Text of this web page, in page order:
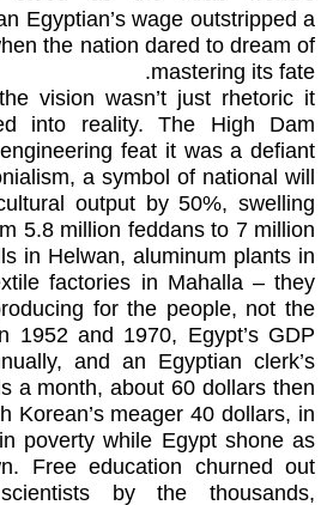
Egyptian’s wage outstripped a
the nation dared to dream of
mastering its fate.
vision wasn’t just rhetoric it
into reality. The High Dam
feat it was a defiant
a symbol of national will
output by 50%, swelling
5.8 million feddans to 7 million
in Helwan, aluminum plants in
factories in Mahalla – they
for the people, not the
1952 and 1970, Egypt’s GDP
and an Egyptian clerk’s
a month, about 60 dollars then
Korean’s meager 40 dollars, in
poverty while Egypt shone as
Free education churned out
by the thousands,